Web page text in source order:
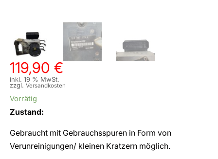
119,90 €
inkl. 19 % MwSt.
zzgl. Versandkosten
Vorrätig
Zustand:
Gebraucht mit Gebrauchsspuren in Form von
Verunreinigungen/ kleinen Kratzern möglich.